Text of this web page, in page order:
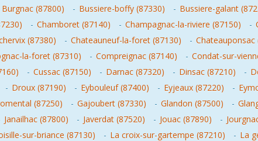
Burgnac (87800) - Bussiere-boffy (87330) - Bussiere-galant
- Chamboret (87140) - Champagnac-la-riviere (87150) -
(87380) - Chateauneuf-la-foret (87130) - Chateauponsac
la-foret (87310) - Compreignac (87140) - Condat-sur-
- Cussac (87150) - Darnac (87320) - Dinsac (87210) -
- Droux (87190) - Eybouleuf (87400) - Eyjeaux (87220) -
(87250) - Gajoubert (87330) - Glandon (87500) -
Janailhac (87800) - Javerdat (87520) - Jouac (87890) -
sur-briance (87130) - La croix-sur-gartempe (87210) - La